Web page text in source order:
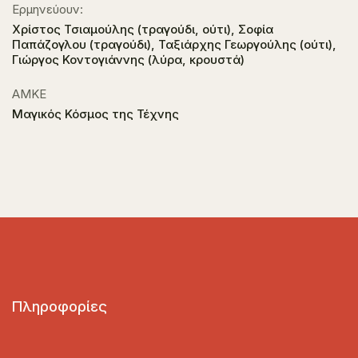
Ερμηνεύουν:
Χρίστος Τσιαμούλης (τραγούδι, ούτι), Σοφία
Παπάζογλου (τραγούδι), Ταξιάρχης Γεωργούλης (ούτι),
Γιώργος Κοντογιάννης (λύρα, κρουστά)
ΑΜΚΕ
Μαγικός Κόσμος της Τέχνης
Πληροφορίες